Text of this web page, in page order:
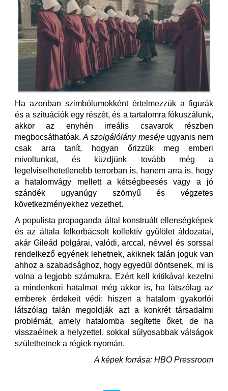
Ha azonban szimbólumokként értelmezzük a figurák
és a szituációk egy részét, és a tartalomra fókuszálunk,
akkor az enyhén irreális csavarok részben
megbocsáthatóak.A szolgálólány meséjeugyanis nem
csak arra tanít, hogyan őrizzük meg emberi
mivoltunkat, és küzdjünk tovább még a
legelviselhetetlenebb terrorban is, hanem arra is, hogy
a hatalomvágy mellett a kétségbeesés vagy a jó
szándék ugyanúgy szörnyű és végzetes
következményekhez vezethet.
A populista propaganda által konstruált ellenségképek
és az általa felkorbácsolt kollektív gyűlölet áldozatai,
akár Gileád polgárai, valódi, arccal, névvel és sorssal
rendelkező egyének lehetnek, akiknek talán joguk van
ahhoz a szabadsághoz, hogy egyedül döntsenek, mi is
volna a legjobb számukra. Ezért kell kritikával kezelni
a mindenkori hatalmat még akkor is, ha látszólag az
emberek érdekeit védi: hiszen a hatalom gyakorlói
látszólag talán megoldják azt a konkrét társadalmi
problémát, amely hatalomba segítette őket, de ha
visszaélnek a helyzettel, sokkal súlyosabbak válságok
születhetnek a régiek nyomán.
A képek forrása: HBO Pressroom